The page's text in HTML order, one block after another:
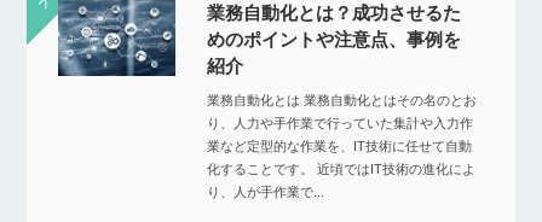
業務自動化とは？成功させるた
めのポイントや注意点、事例を
紹介
業務自動化とは 業務自動化とはその名のとお
り、人力や手作業で行っていた集計や入力作
業など定型的な作業を、IT技術に任せて自動
化することです。 近頃ではIT技術の進化によ
り、人が手作業で...